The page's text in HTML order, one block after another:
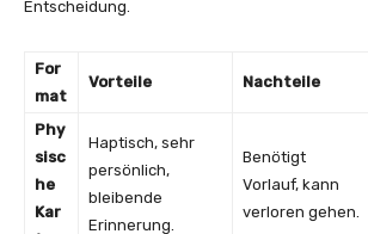
Entscheidung.
For
mat
Vorteile Nachteile
Phy
sisc
he
Kar
Haptisch, sehr
persönlich,
bleibende
Erinnerung.
Benötigt
Vorlauf, kann
verloren gehen.